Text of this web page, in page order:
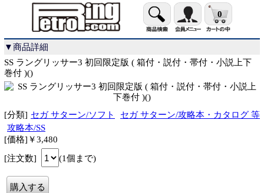
0
▼商品詳細
SS ラングリッサー3 初回限定版 ( 箱付・説付・帯付・小説上下
巻付 )()
[分類] セガ サターン/ソフト
セガ サターン/攻略本・カタログ 等
攻略本/SS
[価格]￥3,480
[注文数]
(1個まで)